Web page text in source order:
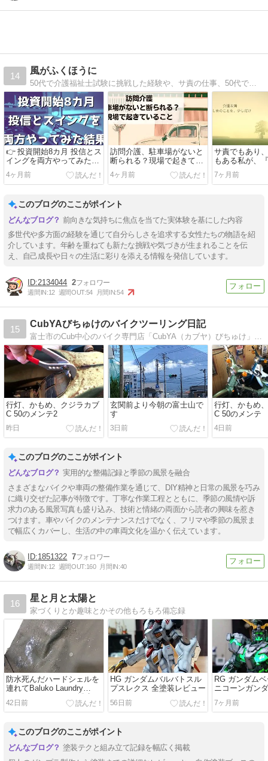
14
風がふくほうに
50代で介護福祉士試験に挑戦した経験や、サ責の仕事、50代で再開したバイクの趣味まで、50代を楽しんで、悩んで、動いている毎日を発信しています。資格や趣味を活かした暮らし方の参考になれば嬉しいです。
👉 投資開始8カ月 投信とス
イングを両方やってみた結
4ヶ月前
訪問介護、駐車場がないと
断られる？現場で起きてい
ること
4ヶ月前
サ責でもあり
もある私が、
親』に今でき
てみた
7ヶ月前
このブログのここがポイント
前向きな気持ちに焦点を当てた実体験を基にした内容
多世代や多方面の経験を通じて自分らしさを追求する女性たちの物語を紹
介しています。年齢を重ねても新たな挑戦や気づきが生まれることを伝
え、自己成長や日々の生活に彩りを添える情報を発信しています。
2134044 2
週間IN:12 週間OUT:54 月間IN:54
15
CubYAびちゅけのバイクツーリング日記
行灯、かもめ、クジラカブ
C 50のメンテ2
昨日
玄関前より今朝の富士山で
す
3日前
行灯、かもめ
C 50のメンテ
4日前
このブログのここがポイント
実用的な整備記録と季節の風景を融合
さまざまなバイクや車両の整備作業を通じて、DIY精神と日常の風景を巧み
に織り交ぜた記事が特徴です。丁寧な作業工程とともに、季節の風情や訴
求力のある風景写真も盛り込み、技術と情緒の両面から読者の興味を惹き
つけます。車やバイクのメンテナンスだけでなく、フリマや季節の風景ま
で幅広くカバーし、生活の中の車両文化を温かく伝えています。
1851322 7
週間IN:12 週間OUT:160 月間IN:40
16
星と月と太陽と
家づくりとか趣味とかその他もろもろ備忘録
防水死んだハードシェルを
連れてBaluko Laundry
Placeへ — モンベル撥水コ
ースが優秀すぎる
42日前
HG ガンダムバルバトスル
プスレクス 全塗装レビュー
56日前
RG ガンダム
ニコーンガン
イモード)
7ヶ月前
このブログのここがポイント
塗装テクと組み立て記録を幅広く掲載